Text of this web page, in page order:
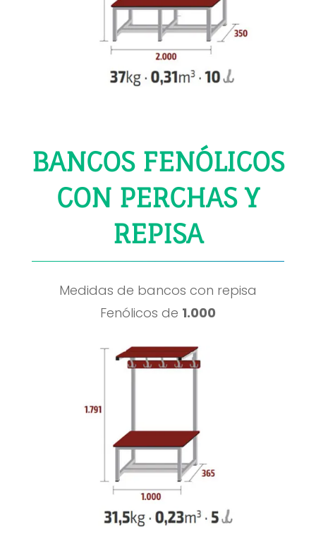
BANCOS FENÓLICOS
CON PERCHAS Y
REPISA
Medidas de bancos con repisa
Fenólicos de 1.000